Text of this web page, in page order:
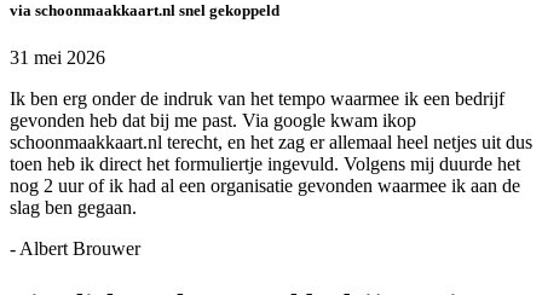
via schoonmaakkaart.nl snel gekoppeld
31 mei 2026
Ik ben erg onder de indruk van het tempo waarmee ik een bedrijf
gevonden heb dat bij me past. Via google kwam ikop
schoonmaakkaart.nl terecht, en het zag er allemaal heel netjes uit dus
toen heb ik direct het formuliertje ingevuld. Volgens mij duurde het
nog 2 uur of ik had al een organisatie gevonden waarmee ik aan de
slag ben gegaan.
- Albert Brouwer